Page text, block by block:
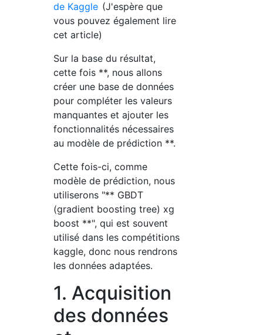
de Kaggle (J'espère que
vous pouvez également lire
cet article)
Sur la base du résultat,
cette fois **, nous allons
créer une base de données
pour compléter les valeurs
manquantes et ajouter les
fonctionnalités nécessaires
au modèle de prédiction **.
Cette fois-ci, comme
modèle de prédiction, nous
utiliserons "** GBDT
(gradient boosting tree) xg
boost **", qui est souvent
utilisé dans les compétitions
kaggle, donc nous rendrons
les données adaptées.
1. Acquisition
des données